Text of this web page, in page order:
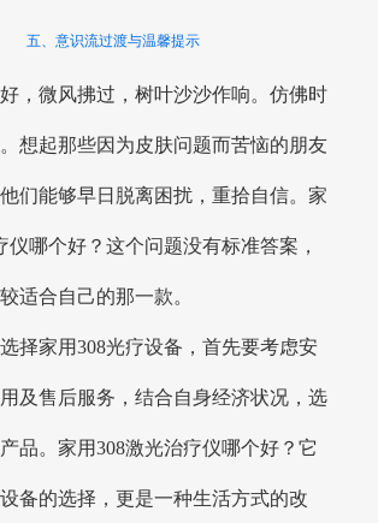
五、意识流过渡与温馨提示
，微风拂过，树叶沙沙作响。仿佛时
想起那些因为皮肤问题而苦恼的朋友
们能够早日脱离困扰，重拾自信。家
仪哪个好？这个问题没有标准答案，
适合自己的那一款。
择家用308光疗设备，首先要考虑安
及售后服务，结合自身经济状况，选
品。家用308激光治疗仪哪个好？它
备的选择，更是一种生活方式的改